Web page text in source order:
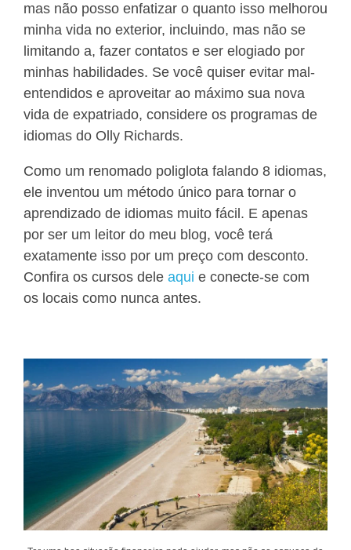
mas não posso enfatizar o quanto isso melhorou
minha vida no exterior, incluindo, mas não se
limitando a, fazer contatos e ser elogiado por
minhas habilidades. Se você quiser evitar mal-
entendidos e aproveitar ao máximo sua nova
vida de expatriado, considere os programas de
idiomas do Olly Richards.
Como um renomado poliglota falando 8 idiomas,
ele inventou um método único para tornar o
aprendizado de idiomas muito fácil. E apenas
por ser um leitor do meu blog, você terá
exatamente isso por um preço com desconto.
Confira os cursos dele aqui e conecte-se com
os locais como nunca antes.